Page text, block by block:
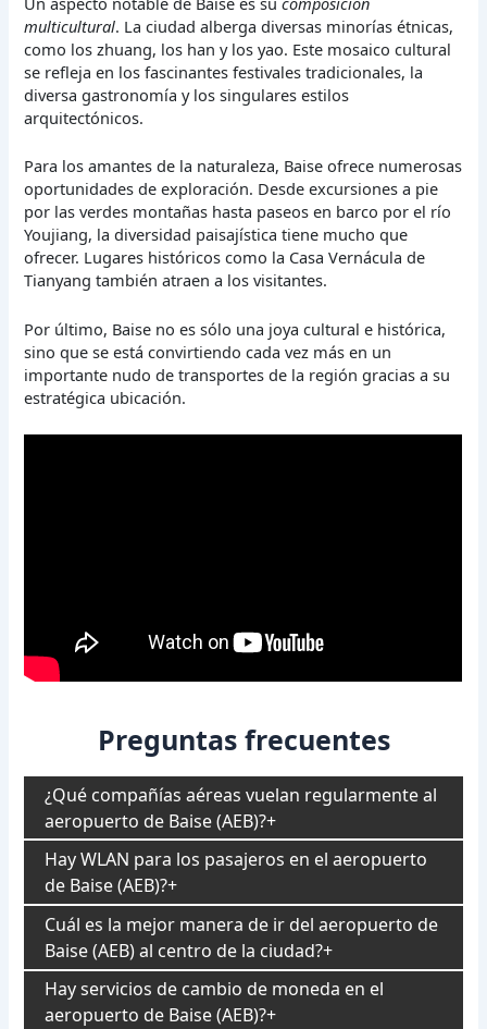
multicultural. La ciudad alberga diversas minorías étnicas,
como los zhuang, los han y los yao. Este mosaico cultural
se refleja en los fascinantes festivales tradicionales, la
diversa gastronomía y los singulares estilos
arquitectónicos.
Para los amantes de la naturaleza, Baise ofrece numerosas
oportunidades de exploración. Desde excursiones a pie
por las verdes montañas hasta paseos en barco por el río
Youjiang, la diversidad paisajística tiene mucho que
ofrecer. Lugares históricos como la Casa Vernácula de
Tianyang también atraen a los visitantes.
Por último, Baise no es sólo una joya cultural e histórica,
sino que se está convirtiendo cada vez más en un
importante nudo de transportes de la región gracias a su
estratégica ubicación.
Preguntas frecuentes
¿Qué compañías aéreas vuelan regularmente al
aeropuerto de Baise (AEB)?
Hay WLAN para los pasajeros en el aeropuerto
de Baise (AEB)?
Cuál es la mejor manera de ir del aeropuerto de
Baise (AEB) al centro de la ciudad?
Hay servicios de cambio de moneda en el
aeropuerto de Baise (AEB)?